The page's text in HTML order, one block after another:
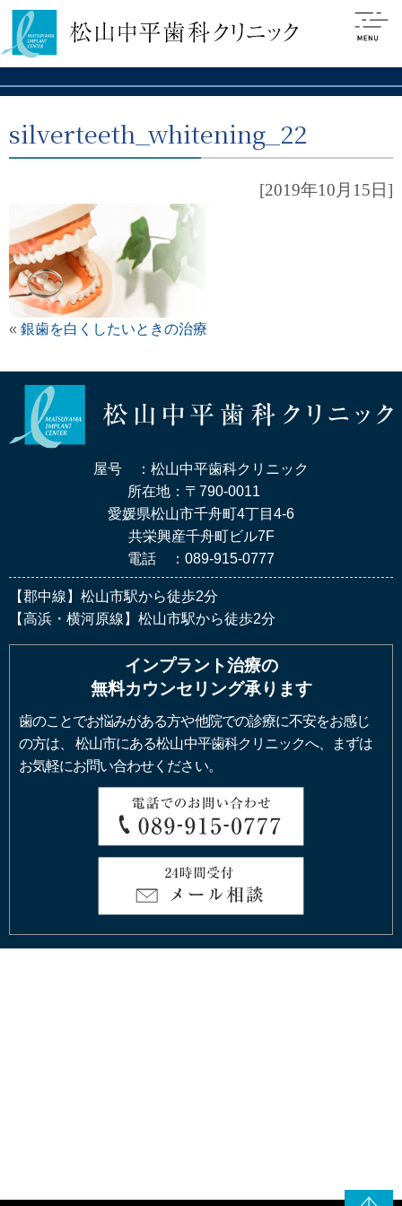
silverteeth_whitening_22
[2019年10月15日]
« 銀歯を白くしたいときの治療
屋号 ：松山中平歯科クリニック
所在地：〒790-0011
愛媛県松山市千舟町4丁目4-6
共栄興産千舟町ビル7F
電話 ：089-915-0777
【郡中線】松山市駅から徒歩2分
【高浜・横河原線】松山市駅から徒歩2分
インプラント治療の
無料カウンセリング承ります
歯のことでお悩みがある方や他院での診療に不安をお感じ
の方は、
松山市にある松山中平歯科クリニックへ、まずは
お気軽にお問い合わせください。